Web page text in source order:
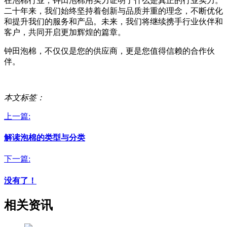
二十年来，我们始终坚持着创新与品质并重的理念，不断优化
和提升我们的服务和产品。未来，我们将继续携手行业伙伴和
客户，共同开启更加辉煌的篇章。
钟田泡棉，不仅仅是您的供应商，更是您值得信赖的合作伙
伴。
本文标签：
上一篇:
解读泡棉的类型与分类
下一篇:
没有了！
相关资讯